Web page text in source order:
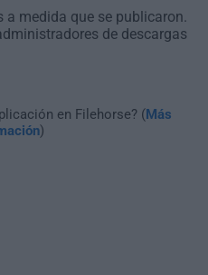
medida que se publicaron.
de descargas
en Filehorse? (Más
)